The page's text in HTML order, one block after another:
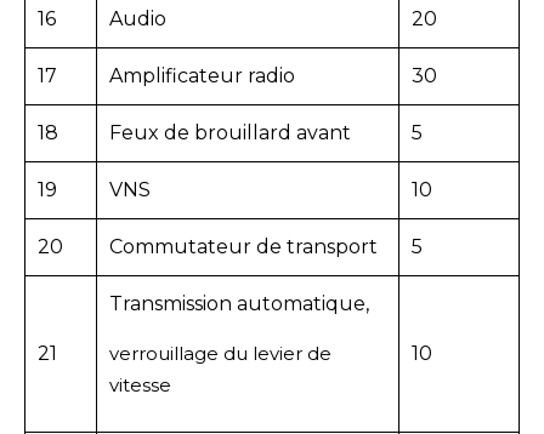
16 Audio 20
17 Amplificateur radio 30
18 Feux de brouillard avant 5
19 VNS 10
20 Commutateur de transport 5
21
Transmission automatique,
verrouillage du levier de
vitesse
10